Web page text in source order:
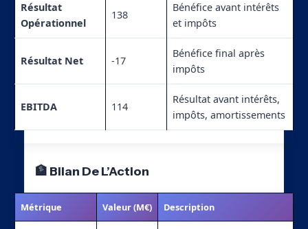
Résultat
Opérationnel
138
Bénéfice avant intérêts
et impôts
Résultat Net -17
Bénéfice final après
impôts
EBITDA 114
Résultat avant intérêts,
impôts, amortissements
🏦 Bilan De L’Action
Métrique Valeur (M€) Description